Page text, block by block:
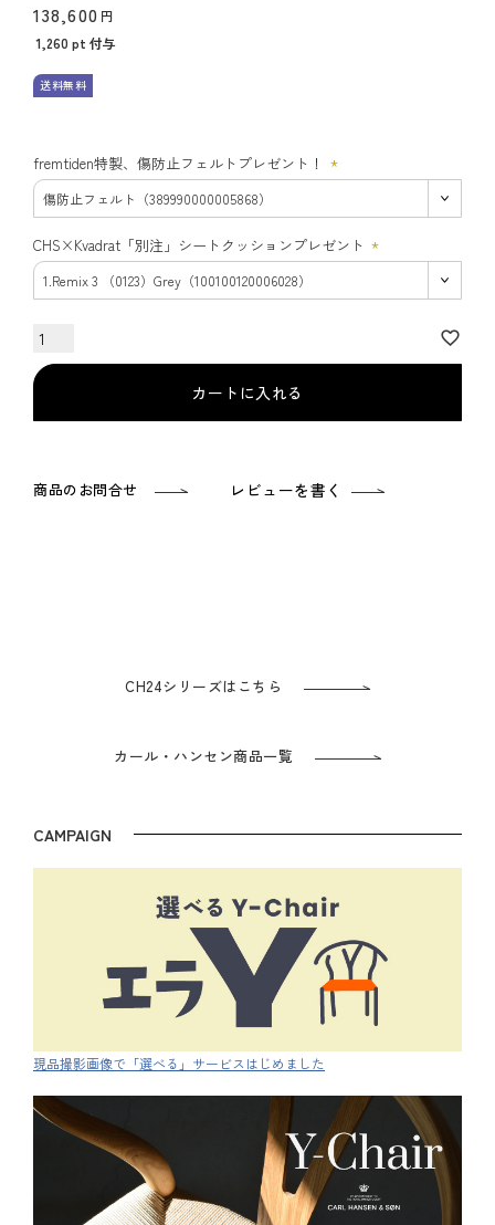
138,600
1,260 pt 付与
送料無料
fremtiden特製、傷防止フェルトプレゼント！
(必
CHS×Kvadrat「別注」シートクッションプレゼント
(必
カートに入れる
商品のお問合せ レビューを書く
CH24シリーズはこちら
カール・ハンセン商品一覧
CAMPAIGN
現品撮影画像で「選べる」サービスはじめました